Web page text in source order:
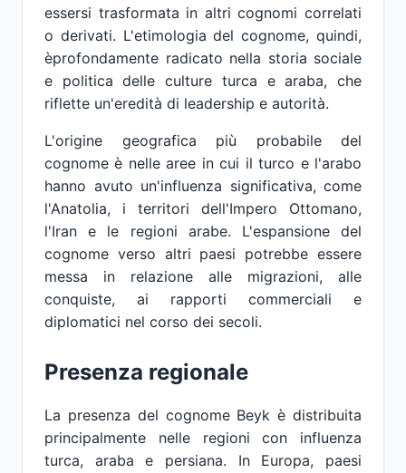
essersi trasformata in altri cognomi correlati
o derivati. L'etimologia del cognome, quindi,
èprofondamente radicato nella storia sociale
e politica delle culture turca e araba, che
riflette un'eredità di leadership e autorità.
L'origine geografica più probabile del
cognome è nelle aree in cui il turco e l'arabo
hanno avuto un'influenza significativa, come
l'Anatolia, i territori dell'Impero Ottomano,
l'Iran e le regioni arabe. L'espansione del
cognome verso altri paesi potrebbe essere
messa in relazione alle migrazioni, alle
conquiste, ai rapporti commerciali e
diplomatici nel corso dei secoli.
Presenza regionale
La presenza del cognome Beyk è distribuita
principalmente nelle regioni con influenza
turca, araba e persiana. In Europa, paesi